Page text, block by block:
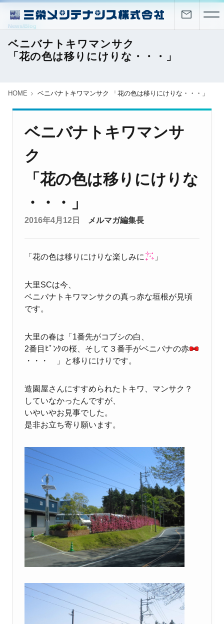
News/Blog
ベニバナトキワマンサク
「花の色は移りにけりな・・・」
HOME ベニバナトキワマンサク 「花の色は移りにけりな・・・」
ベニバナトキワマンサ
ク
「花の色は移りにけりな
・・・」
2016年4月12日 メルマガ編集長
「花の色は移りにけりな楽しみに 」
大里SCは今、
ベニバナトキワマンサクの真っ赤な垣根が見頃
です。
大里の春は「1番先がコブシの白、
2番目ﾋﾟﾝｸの桜、そして３番手がベニバナの赤
・・・ 」と移りにけりです。
造園屋さんにすすめられたトキワ、マンサク？
していなかったんですが、
いやいやお見事でした。
是非お立ち寄り願います。